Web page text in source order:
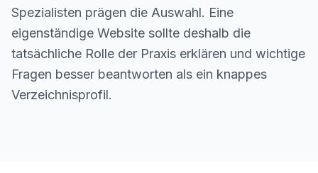
Spezialisten prägen die Auswahl. Eine
eigenständige Website sollte deshalb die
tatsächliche Rolle der Praxis erklären und wichtige
Fragen besser beantworten als ein knappes
Verzeichnisprofil.